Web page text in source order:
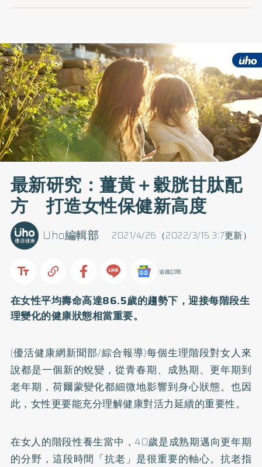
最新研究：薑黃＋穀胱甘肽配
方 打造女性保健新高度
2021/4/26（2022/3/15 3:7更新）
Uho編輯部
追蹤訂閱
在女性平均壽命高達86.5歲的趨勢下，迎接每階段生
理變化的健康狀態相當重要。
(優活健康網新聞部/綜合報導)每個生理階段對女人來
說都是一個新的蛻變，從青春期、成熟期、更年期到
老年期，荷爾蒙變化都細微地影響到身心狀態。也因
此，女性更要能充分理解健康對活力延續的重要性。
在女人的階段性養生當中，40歲是成熟期邁向更年期
的分野，這段時間「抗老」是很重要的軸心。抗老指